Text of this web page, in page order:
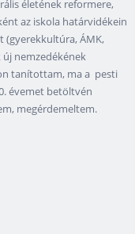
életének reformere,
az iskola határvidékein
(gyerekkultúra, ÁMK,
nemzedékének
tanítottam, ma a pesti
évemet betöltvén
megérdemeltem.